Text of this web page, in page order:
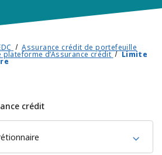
Assurance crédit de portefeuille
plateforme d’Assurance crédit Limite
crédit